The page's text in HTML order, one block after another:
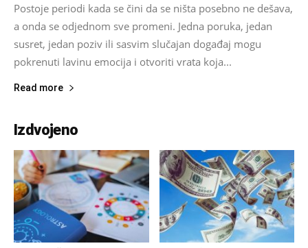
Postoje periodi kada se čini da se ništa posebno ne dešava,
a onda se odjednom sve promeni. Jedna poruka, jedan
susret, jedan poziv ili sasvim slučajan događaj mogu
pokrenuti lavinu emocija i otvoriti vrata koja...
Read more
Izdvojeno